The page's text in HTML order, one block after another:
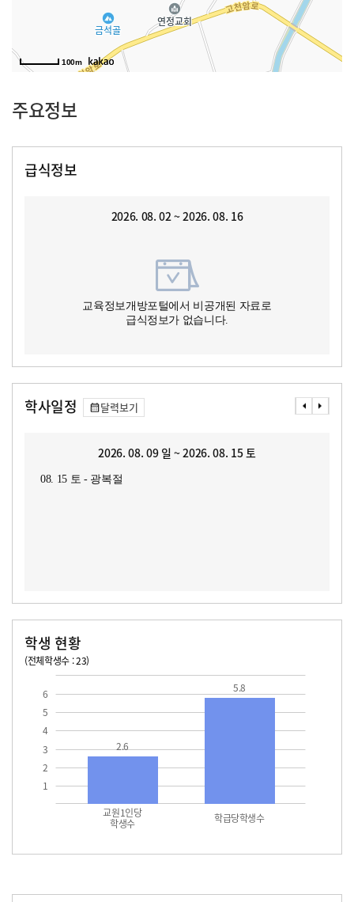
100m
주요정보
급식정보
2026. 08. 02 ~ 2026. 08. 16
교육정보개방포털에서 비공개된 자료로
급식정보가 없습니다.
학사일정 달력보기
2026. 08. 09 일 ~ 2026. 08. 15 토
08. 15 토 - 광복절
학생 현황
(전체학생수 : 23)
1
2
3
4
5
6
교원1인당
학생수 학급당학생수
2.6
5.8